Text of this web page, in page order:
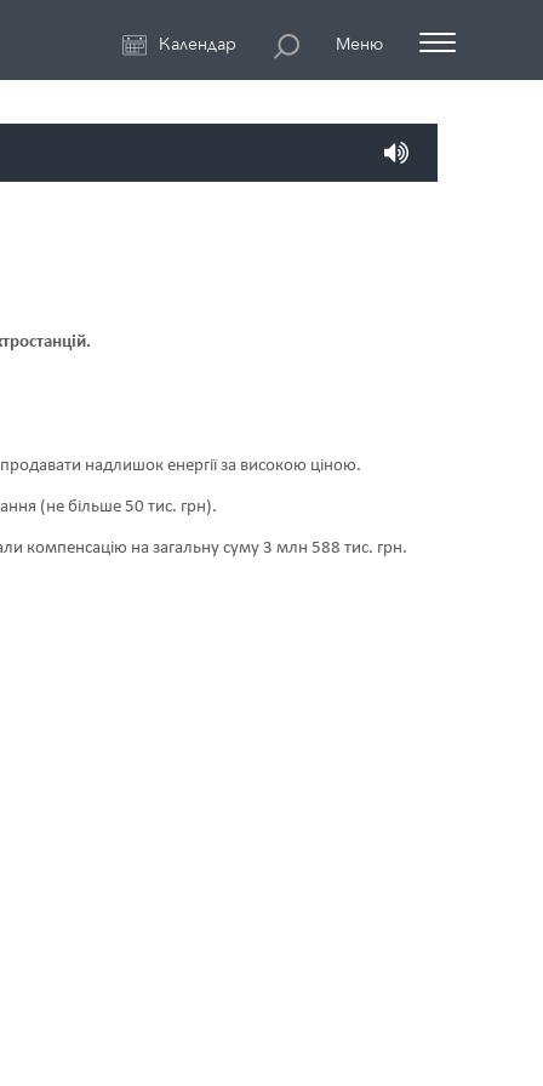
Календар Меню
надлишок енергії за високою ціною.
(не більше 50 тис. грн).
компенсацію на загальну суму 3 млн 588 тис. грн.